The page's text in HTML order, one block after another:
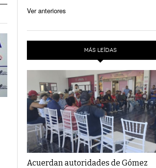
Ver anteriores
MÁS LEÍDAS
Acuerdan autoridades de Gómez